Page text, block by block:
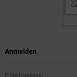
Anmelden
E-Mail-Adresse: